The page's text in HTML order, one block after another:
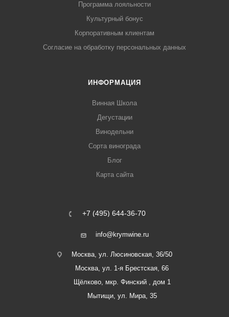
Программа лояльности
Культурный бонус
Корпоративным клиентам
Согласие на обработку персональных данных
ИНФОРМАЦИЯ
Винная Школа
Дегустации
Винодельни
Сорта винограда
Блог
Карта сайта
+7 (495) 644-36-70
info@krymwine.ru
Москва, ул. Люсиновская, 36/50
Москва, ул. 1-я Брестская, 66
Щёлково, мкр. Финский , дом 1
Мытищи, ул. Мира, 35